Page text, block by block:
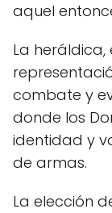
aquel
La
combate y
donde los
identidad y
de armas.
La elección